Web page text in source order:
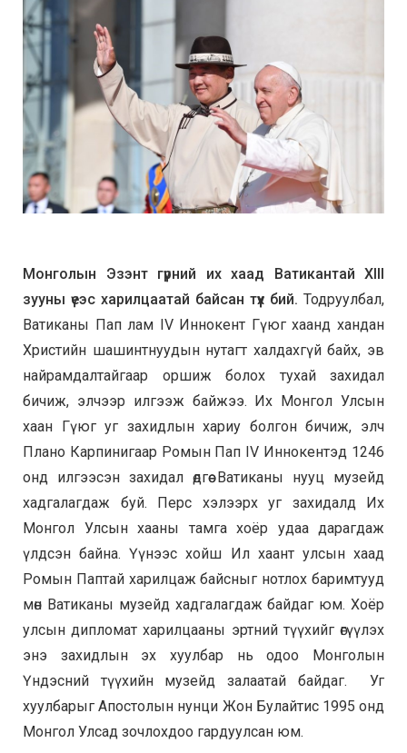
Монголын Эзэнт гүрний их хаад Ватикантай XIII
зууны үеэс харилцаатай байсан түүх бий. Тодруулбал,
Ватиканы Пап лам IV Иннокент Гүюг хаанд хандан
Христийн шашинтнуудын нутагт халдахгүй байх, эв
найрамдалтайгаар оршиж болох тухай захидал
бичиж, элчээр илгээж байжээ. Их Монгол Улсын
хаан Гүюг уг захидлын хариу болгон бичиж, элч
Плано Карпинигаар Ромын Пап IV Иннокентэд 1246
онд илгээсэн захидал өдгөө Ватиканы нууц музейд
хадгалагдаж буй. Перс хэлээрх уг захидалд Их
Монгол Улсын хааны тамга хоёр удаа дарагдаж
үлдсэн байна. Үүнээс хойш Ил хаант улсын хаад
Ромын Паптай харилцаж байсныг нотлох баримтууд
мөн Ватиканы музейд хадгалагдаж байдаг юм. Хоёр
улсын дипломат харилцааны эртний түүхийг өгүүлэх
энэ захидлын эх хуулбар нь одоо Монголын
Үндэсний түүхийн музейд залаатай байдаг. Уг
хуулбарыг Апостолын нунци Жон Булайтис 1995 онд
Монгол Улсад зочлохдоо гардуулсан юм.